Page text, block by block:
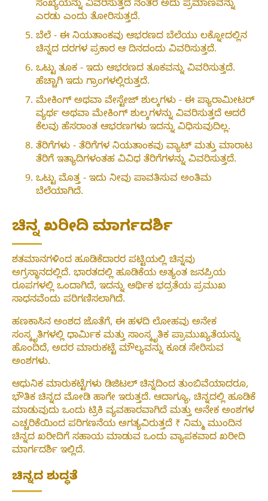
ಸಂಖ್ಯೆಯನ್ನು ವಿವರಿಸುತ್ತದೆ ನಂತರ ಅದು ಪ್ರಮಾಣವನ್ನು
ಎರಡು ಎಂದು ತೋರಿಸುತ್ತದೆ.
ಬೆಲೆ - ಈ ನಿಯತಾಂಕವು ಆಭರಣದ ಬೆಲೆಯು ಲಕ್ನೋದಲ್ಲಿನ
ಚಿನ್ನದ ದರಗಳ ಪ್ರಕಾರ ಆ ದಿನದಂದು ವಿವರಿಸುತ್ತದೆ.
ಒಟ್ಟು ತೂಕ - ಇದು ಆಭರಣದ ತೂಕವನ್ನು ವಿವರಿಸುತ್ತದೆ.
ಹೆಚ್ಚಾಗಿ ಇದು ಗ್ರಾಂಗಳಲ್ಲಿರುತ್ತದೆ.
ಮೇಕಿಂಗ್ ಅಥವಾ ವೇಸ್ಟೇಜ್ ಶುಲ್ಕಗಳು - ಈ ಪ್ಯಾರಾಮೀಟರ್
ವ್ಯರ್ಥ ಅಥವಾ ಮೇಕಿಂಗ್ ಶುಲ್ಕಗಳನ್ನು ವಿವರಿಸುತ್ತದೆ ಆದರೆ
ಕೆಲವು ಹೆಸರಾಂತ ಆಭರಣಗಳು ಇದನ್ನು ವಿಧಿಸುವುದಿಲ್ಲ.
ತೆರಿಗೆಗಳು - ತೆರಿಗೆಗಳ ನಿಯತಾಂಕವು ವ್ಯಾಟ್ ಮತ್ತು ಮಾರಾಟ
ತೆರಿಗೆ ಇತ್ಯಾದಿಗಳಂತಹ ವಿವಿಧ ತೆರಿಗೆಗಳನ್ನು ವಿವರಿಸುತ್ತದೆ.
ಒಟ್ಟು ಮೊತ್ತ - ಇದು ನೀವು ಪಾವತಿಸುವ ಅಂತಿಮ
ಬೆಲೆಯಾಗಿದೆ.
ಚಿನ್ನ ಖರೀದಿ ಮಾರ್ಗದರ್ಶಿ
ಶತಮಾನಗಳಿಂದ ಹೂಡಿಕೆದಾರರ ಪಟ್ಟಿಯಲ್ಲಿ ಚಿನ್ನವು
ಅಗ್ರಸ್ಥಾನದಲ್ಲಿದೆ. ಭಾರತದಲ್ಲಿ ಹೂಡಿಕೆಯ ಅತ್ಯಂತ ಜನಪ್ರಿಯ
ರೂಪಗಳಲ್ಲಿ ಒಂದಾಗಿದೆ, ಇದನ್ನು ಆರ್ಥಿಕ ಭದ್ರತೆಯ ಪ್ರಮುಖ
ಸಾಧನವೆಂದು ಪರಿಗಣಿಸಲಾಗಿದೆ.
ಹಣಕಾಸಿನ ಅಂಶದ ಜೊತೆಗೆ, ಈ ಹಳದಿ ಲೋಹವು ಅನೇಕ
ಸಂಸ್ಕೃತಿಗಳಲ್ಲಿ ಧಾರ್ಮಿಕ ಮತ್ತು ಸಾಂಸ್ಕೃತಿಕ ಪ್ರಾಮುಖ್ಯತೆಯನ್ನು
ಹೊಂದಿದೆ, ಅದರ ಮಾರುಕಟ್ಟೆ ಮೌಲ್ಯವನ್ನು ಕೂಡ ಸೇರಿಸುವ
ಅಂಶಗಳು.
ಆಧುನಿಕ ಮಾರುಕಟ್ಟೆಗಳು ಡಿಜಿಟಲ್ ಚಿನ್ನದಿಂದ ತುಂಬಿವೆಯಾದರೂ,
ಭೌತಿಕ ಚಿನ್ನದ ಮೋಡಿ ಹಾಗೇ ಇರುತ್ತದೆ. ಆದಾಗ್ಯೂ, ಚಿನ್ನದಲ್ಲಿ ಹೂಡಿಕೆ
ಮಾಡುವುದು ಒಂದು ಟ್ರಿಕಿ ವ್ಯವಹಾರವಾಗಿದೆ ಮತ್ತು ಅನೇಕ ಅಂಶಗಳ
ಎಚ್ಚರಿಕೆಯಿಂದ ಪರಿಗಣನೆಯ ಅಗತ್ಯವಿರುತ್ತದೆ ₹ ನಿಮ್ಮ ಮುಂದಿನ
ಚಿನ್ನದ ಖರೀದಿಗೆ ಸಹಾಯ ಮಾಡುವ ಒಂದು ವ್ಯಾಪಕವಾದ ಖರೀದಿ
ಮಾರ್ಗದರ್ಶಿ ಇಲ್ಲಿದೆ.
ಚಿನ್ನದ ಶುದ್ಧತೆ